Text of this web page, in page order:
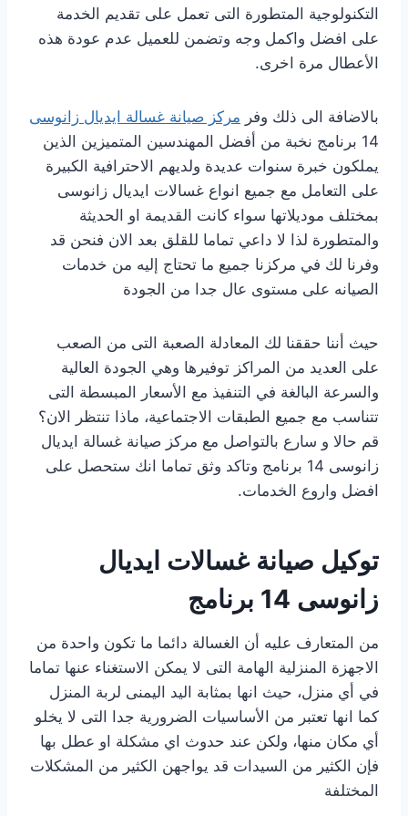
التكنولوجية المتطورة التى تعمل على تقديم الخدمة
على افضل واكمل وجه وتضمن للعميل عدم عودة هذه
الأعطال مرة اخرى.
بالاضافة الى ذلك وفر مركز صيانة غسالة ايديال زانوسى
14 برنامج نخبة من أفضل المهندسين المتميزين الذين
يملكون خبرة سنوات عديدة ولديهم الاحترافية الكبيرة
على التعامل مع جميع انواع غسالات ايديال زانوسى
بمختلف موديلاتها سواء كانت القديمة او الحديثة
والمتطورة لذا لا داعي تماما للقلق بعد الان فنحن قد
وفرنا لك في مركزنا جميع ما تحتاج إليه من خدمات
الصيانه على مستوى عال جدا من الجودة
حيث أننا حققنا لك المعادلة الصعبة التى من الصعب
على العديد من المراكز توفيرها وهي الجودة العالية
والسرعة البالغة في التنفيذ مع الأسعار المبسطة التى
تتناسب مع جميع الطبقات الاجتماعية، ماذا تنتظر الان؟
قم حالا و سارع بالتواصل مع مركز صيانة غسالة ايديال
زانوسى 14 برنامج وتاكد وثق تماما انك ستحصل على
افضل واروع الخدمات.
توكيل صيانة غسالات ايديال
زانوسى 14 برنامج
من المتعارف عليه أن الغسالة دائما ما تكون واحدة من
الاجهزة المنزلية الهامة التى لا يمكن الاستغناء عنها تماما
في أي منزل، حيث انها بمثابة اليد اليمنى لربة المنزل
كما انها تعتبر من الأساسيات الضرورية جدا التى لا يخلو
أي مكان منها، ولكن عند حدوث اي مشكلة او عطل بها
فإن الكثير من السيدات قد يواجهن الكثير من المشكلات
المختلفة